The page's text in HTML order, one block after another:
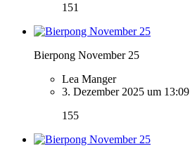
151
Bierpong November 25
Lea Manger
3. Dezember 2025 um 13:09
155